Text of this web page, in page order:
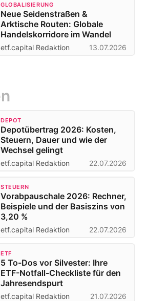
GLOBALISIERUNG
Neue Seidenstraßen &
Arktische Routen: Globale
Handelskorridore im Wandel
etf.capital Redaktion 13.07.2026
DEPOT
Depotübertrag 2026: Kosten,
Steuern, Dauer und wie der
Wechsel gelingt
etf.capital Redaktion 22.07.2026
STEUERN
Vorabpauschale 2026: Rechner,
Beispiele und der Basiszins von
3,20 %
etf.capital Redaktion 22.07.2026
ETF
5 To-Dos vor Silvester: Ihre
ETF-Notfall-Checkliste für den
Jahresendspurt
etf.capital Redaktion 21.07.2026